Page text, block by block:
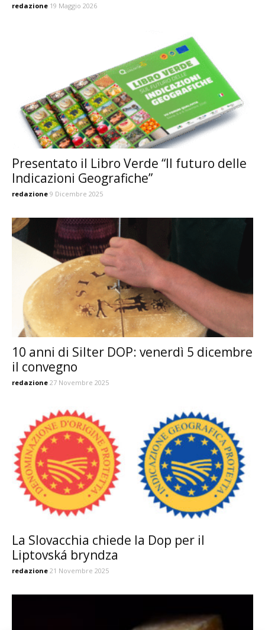
redazione 19 Maggio 2026
Presentato il Libro Verde “Il futuro delle
Indicazioni Geografiche”
redazione 9 Dicembre 2025
10 anni di Silter DOP: venerdì 5 dicembre
il convegno
redazione 27 Novembre 2025
La Slovacchia chiede la Dop per il
Liptovská bryndza
redazione 21 Novembre 2025